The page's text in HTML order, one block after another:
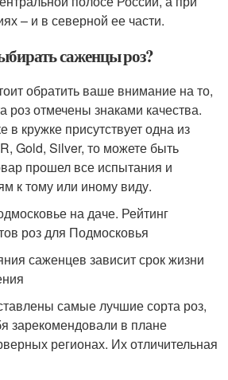
– и в северной ее части.
саженцы роз?
обратить ваше внимание на то,
роз отмечены знаками качества.
в кружке присутствует одна из
Gold, Silver, то можете быть
прошел все испытания и
к тому или иному виду.
саженцев зависит срок жизни
самые лучшие сорта роз,
зарекомендовали в плане
регионах. Их отличительная